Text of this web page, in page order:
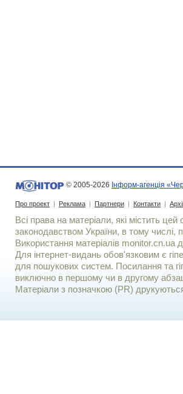
© 2005-2026 Інформ-агенція
Про проект | Реклама | Партнери | Контакти |
Всі права на матеріали, які містить цей
законодавством України, в тому числі,
Використання матерiалiв monitor.cn.ua
Для iнтернет-видань обов'язковим є
для пошукових систем. Посилання та
виключно в першому чи в другому
Матеріали з позначкою (PR)